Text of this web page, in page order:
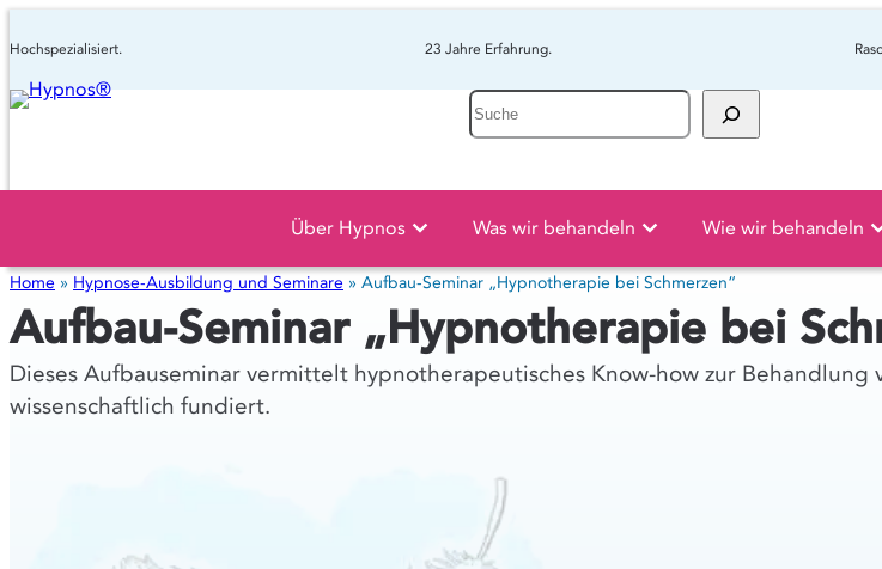
Hochspezialisiert. 23 Jahre Erfahrung.
Suche
Über Hypnos Was wir behandeln Wie wir behandeln
Home » Hypnose-Ausbildung und Seminare » Aufbau-Seminar „Hypnotherapie bei Schmerzen“
Aufbau-Seminar „Hypnotherapie bei
Dieses Aufbauseminar vermittelt hypnotherapeutisches Know-how zur Behandlung
wissenschaftlich fundiert.